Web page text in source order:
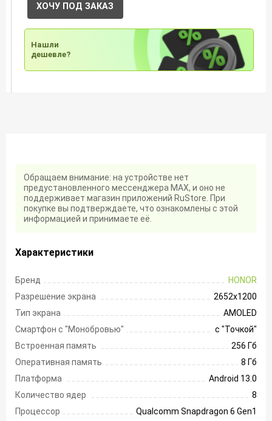
ХОЧУ ПОД ЗАКАЗ
Нашли
дешевле?
Обращаем внимание: на устройстве нет
предустановленного мессенджера MAX, и оно не
поддерживает магазин приложений RuStore. При
покупке вы подтверждаете, что ознакомлены с этой
информацией и принимаете её.
Характеристики
Бренд
HONOR
Разрешение экрана
2652х1200
Тип экрана
AMOLED
Смартфон с "Монобровью"
с "Точкой"
Встроенная память
256 Гб
Оперативная память
8 Гб
Платформа
Android 13.0
Количество ядер
8
Процессор
Qualcomm Snapdragon 6 Gen1